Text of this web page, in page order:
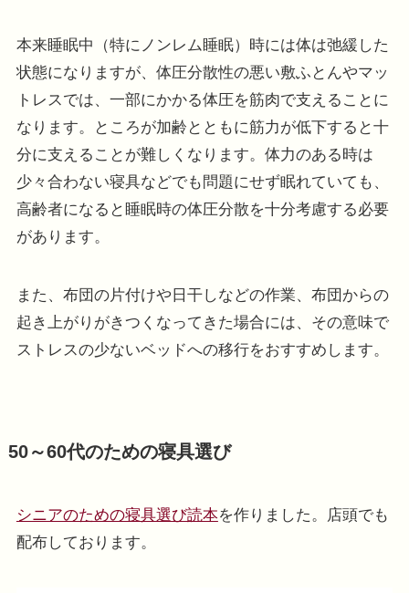
本来睡眠中（特にノンレム睡眠）時には体は弛緩した
状態になりますが、体圧分散性の悪い敷ふとんやマッ
トレスでは、一部にかかる体圧を筋肉で支えることに
なります。ところが加齢とともに筋力が低下すると十
分に支えることが難しくなります。体力のある時は
少々合わない寝具などでも問題にせず眠れていても、
高齢者になると睡眠時の体圧分散を十分考慮する必要
があります。
また、布団の片付けや日干しなどの作業、布団からの
起き上がりがきつくなってきた場合には、その意味で
ストレスの少ないベッドへの移行をおすすめします。
50～60代のための寝具選び
シニアのための寝具選び読本を作りました。店頭でも
配布しております。